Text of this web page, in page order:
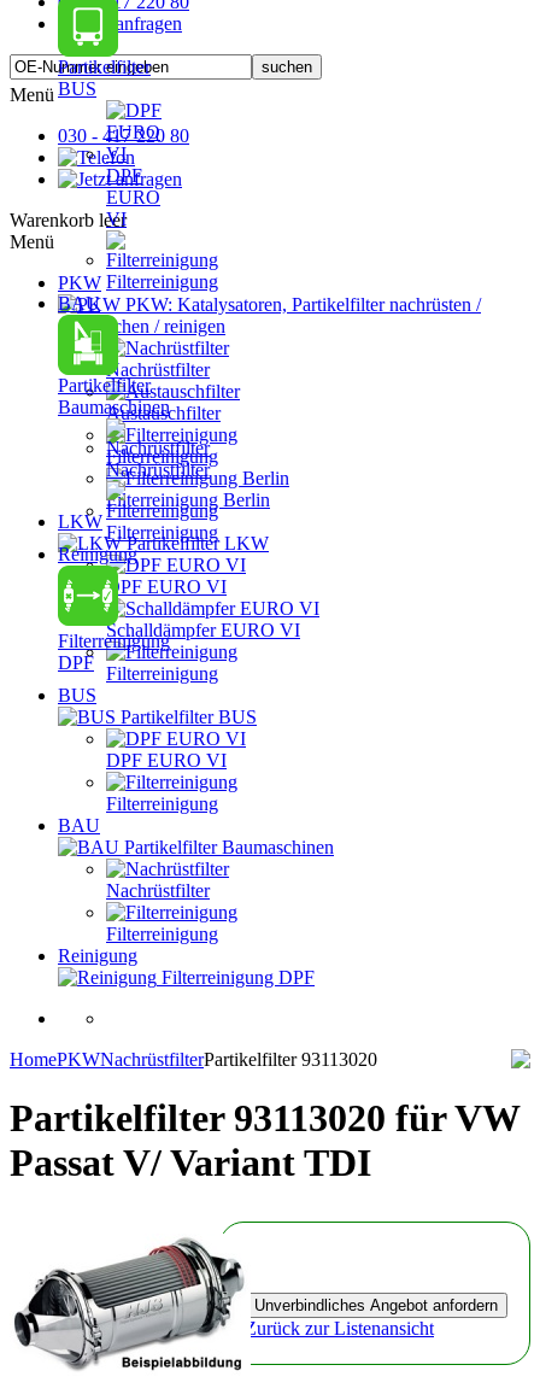
Partikelfilter
BUS
DPF
EURO
VI
Filterreinigung
BAU
Partikelfilter
Baumaschinen
Nachrüstfilter
Filterreinigung
Reinigung
Filterreinigung
DPF
Menü
030 - 417 220 80
Warenkorb leer
Menü
PKW
PKW: Katalysatoren, Partikelfilter nachrüsten /
austauschen / reinigen
Nachrüstfilter
Austauschfilter
Filterreinigung
Filterreinigung Berlin
LKW
Partikelfilter LKW
DPF EURO VI
Schalldämpfer EURO VI
Filterreinigung
BUS
Partikelfilter BUS
DPF EURO VI
Filterreinigung
BAU
Partikelfilter Baumaschinen
Nachrüstfilter
Filterreinigung
Reinigung
Filterreinigung DPF
HomePKWNachrüstfilterPartikelfilter 93113020
Partikelfilter 93113020 für VW
Passat V/ Variant TDI
Zurück zur Listenansicht